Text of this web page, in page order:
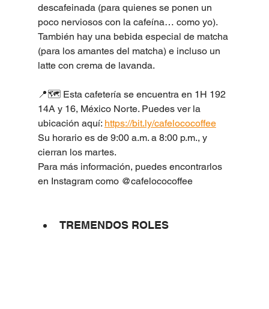
descafeinada (para quienes se ponen un
poco nerviosos con la cafeína… como yo).
También hay una bebida especial de matcha
(para los amantes del matcha) e incluso un
latte con crema de lavanda.
📍🗺️ Esta cafetería se encuentra en 1H 192
14A y 16, México Norte. Puedes ver la
ubicación aquí: https://bit.ly/cafelococoffee
Su horario es de 9:00 a.m. a 8:00 p.m., y
cierran los martes.
Para más información, puedes encontrarlos
en Instagram como @cafelococoffee
TREMENDOS ROLES